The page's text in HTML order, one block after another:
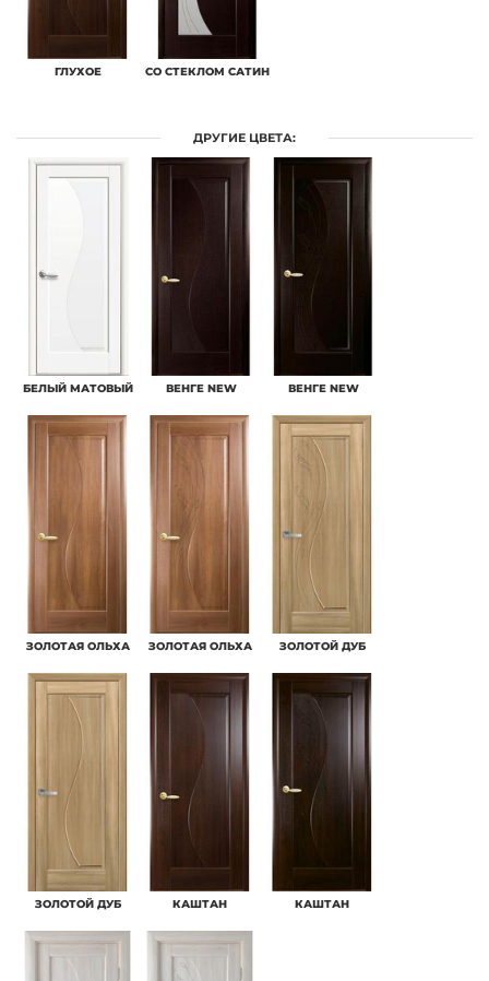
ГЛУХОЕ СО СТЕКЛОМ САТИН
ДРУГИЕ ЦВЕТА:
БЕЛЫЙ МАТОВЫЙ ВЕНГЕ NEW ВЕНГЕ NEW
ЗОЛОТАЯ ОЛЬХА ЗОЛОТАЯ ОЛЬХА ЗОЛОТОЙ ДУБ
ЗОЛОТОЙ ДУБ КАШТАН КАШТАН